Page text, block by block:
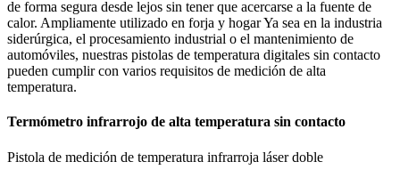
de forma segura desde lejos sin tener que acercarse a la fuente de
calor. Ampliamente utilizado en forja y hogar Ya sea en la industria
siderúrgica, el procesamiento industrial o el mantenimiento de
automóviles, nuestras pistolas de temperatura digitales sin contacto
pueden cumplir con varios requisitos de medición de alta
temperatura.
Termómetro infrarrojo de alta temperatura sin contacto
Pistola de medición de temperatura infrarroja láser doble